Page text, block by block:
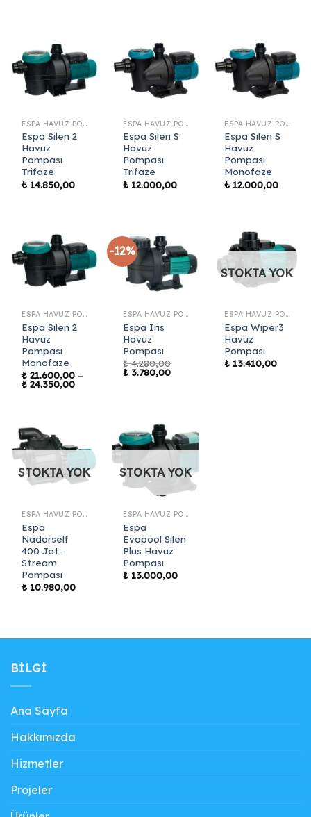
ESPA HAVUZ POMPASI
Espa Silen 2
Havuz
Pompası
Trifaze
₺ 14.850,00
ESPA HAVUZ POMPASI
Espa Silen S
Havuz
Pompası
Trifaze
₺ 12.000,00
ESPA HAVUZ POMPASI
Espa Silen S
Havuz
Pompası
Monofaze
₺ 12.000,00
ESPA HAVUZ POMPASI
Espa Silen 2
Havuz
Pompası
Monofaze
₺ 21.600,00 –
₺ 24.350,00Fiyat
-12%
ESPA HAVUZ POMPASI
Espa Iris
Havuz
Pompası
₺4.280,00
Orijinal
fiyat:
₺ 3.780,00Şu
STOKTA YOK
ESPA HAVUZ POMPASI
Espa Wiper3
Havuz
Pompası
₺ 13.410,00
STOKTA YOK
ESPA HAVUZ POMPASI
Espa
Nadorself
400 Jet-
Stream
Pompası
₺ 10.980,00
STOKTA YOK
ESPA HAVUZ POMPASI
Espa
Evopool Silen
Plus Havuz
Pompası
₺ 13.000,00
BILGI
Ana Sayfa
Hakkımızda
Hizmetler
Projeler